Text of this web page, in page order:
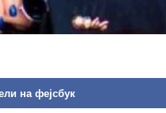
на фејсбук